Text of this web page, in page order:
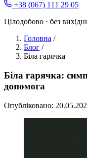
+38 (067) 111 29 05
Цілодобово · без
Головна /
Блог /
Біла гарячка
Біла гарячка:
допомога
Опубліковано: